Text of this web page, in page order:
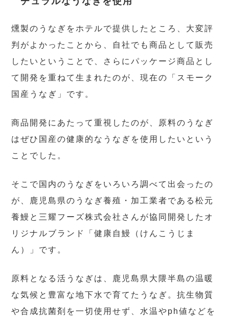
燻製のうなぎをホテルで提供したところ、大変評
判がよかったことから、自社でも商品として販売
したいということで、さらにパッケージ商品とし
て開発を重ねて生まれたのが、現在の「スモーク
国産うなぎ」です。
商品開発にあたって重視したのが、原料のうなぎ
はぜひ国産の健康的なうなぎを使用したいという
ことでした。
そこで国内のうなぎをいろいろ調べて出会ったの
が、鹿児島県のうなぎ養殖・加工業者である松元
養鰻と三耀フーズ株式会社さんが協同開発したオ
リジナルブランド「健康自鰻（けんこうじま
ん）」です。
原料となる活うなぎは、鹿児島県大隈半島の温暖
な気候と豊富な地下水で育てたうなぎ。抗生物質
や合成抗菌剤を一切使用せず、水温やph値などを